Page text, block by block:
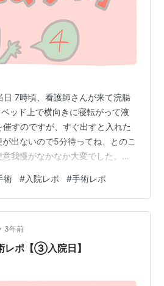
7時頃、看護師さんが来て浣腸
ッド上で横向きに寝転がって液
すのですが、すぐ出すと入れた
出ないので5分待ってね、とのこ
我慢がなかなか大変でした。お
のの一応便は出てたのでOKとの
時のいきみ逃し(めっちゃいきみた
ってないためまだいきんじゃだ
便意の我慢くらい余裕やろ！思
かったようです。ﾄﾎﾎ… 10時頃、
術 #入院レポ #手術レポ
3年前
レポ【③入院日】